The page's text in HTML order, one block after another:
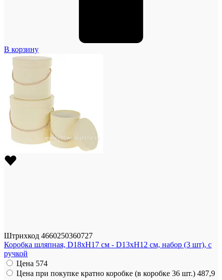
В корзину
Штрихкод 4660250360727
Коробка шляпная, D18xH17 см - D13xH12 см, набор (3 шт), с
ручкой
Цена 574
Цена при покупке кратно коробке (в коробке 36 шт.) 487,9